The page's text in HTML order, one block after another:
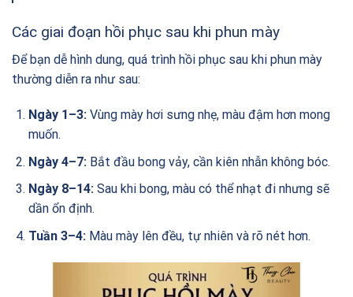
Các giai đoạn hồi phục sau khi phun mày
Để bạn dễ hình dung, quá trình hồi phục sau khi phun mày
thường diễn ra như sau:
Ngày 1–3:Vùng mày hơi sưng nhẹ, màu đậm hơn mong
muốn.
Ngày 4–7:Bắt đầu bong vảy, cần kiên nhẫn không bóc.
Ngày 8–14:Sau khi bong, màu có thể nhạt đi nhưng sẽ
dần ổn định.
Tuần 3–4:Màu mày lên đều, tự nhiên và rõ nét hơn.